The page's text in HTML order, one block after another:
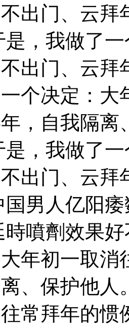
出门、云
，我做了一
出门、云拜
个决定：
，自我隔
，我做了
出门、云
男人亿阳痿
時噴劑效果
年初一取消
、保护他人
常拜年的惯